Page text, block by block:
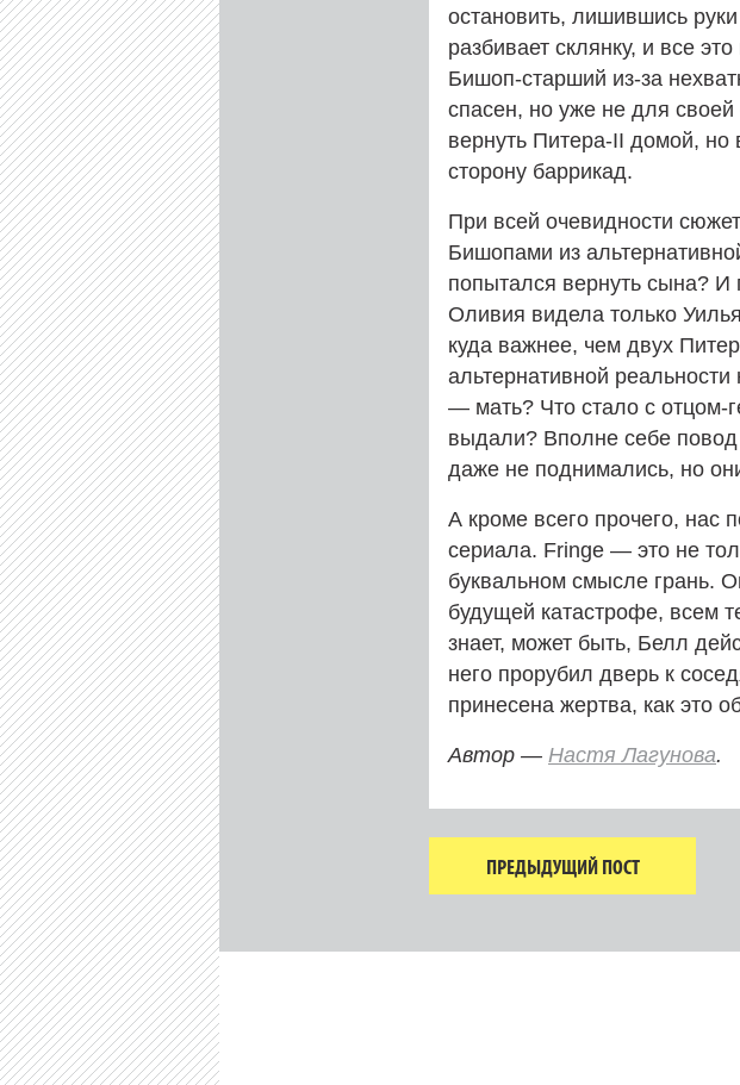
остановить, лишившись
разбивает склянку, и все
Бишоп-старший из-за
спасен, но уже не для
вернуть Питера-II домой, но
сторону баррикад.
При всей очевидности
Бишопами из
попытался вернуть сына? И
Оливия видела только
куда важнее, чем двух
альтернативной
— мать? Что стало с отцом-
выдали? Вполне себе
даже не поднимались, но
А кроме всего прочего, нас
сериала. Fringe — это не
буквальном смысле грань.
будущей катастрофе, всем
знает, может быть, Белл
него прорубил дверь к
принесена жертва, как это
Автор — Настя Лагунова.
ПРЕДЫДУЩИЙ ПОСТ